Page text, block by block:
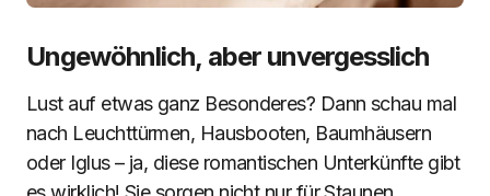
Ungewöhnlich, aber unvergesslich
Lust auf etwas ganz Besonderes? Dann schau mal
nach Leuchttürmen, Hausbooten, Baumhäusern
oder Iglus – ja, diese romantischen Unterkünfte gibt